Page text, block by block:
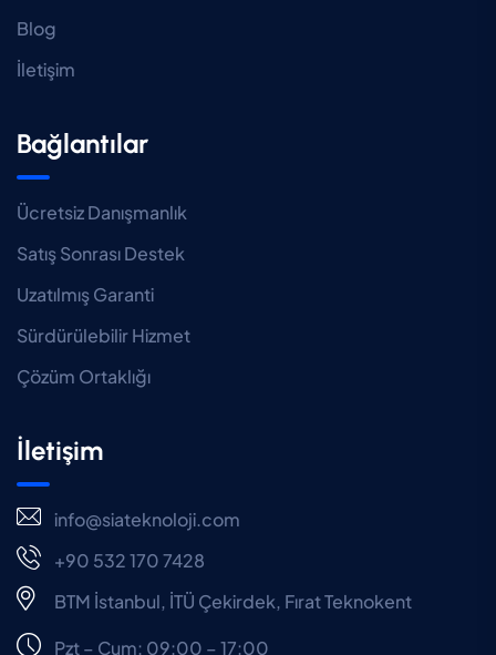
Blog
İletişim
Bağlantılar
Ücretsiz Danışmanlık
Satış Sonrası Destek
Uzatılmış Garanti
Sürdürülebilir Hizmet
Çözüm Ortaklığı
İletişim
info@siateknoloji.com
+90 532 170 7428
BTM İstanbul, İTÜ Çekirdek, Fırat Teknokent
Pzt – Cum: 09:00 – 17:00